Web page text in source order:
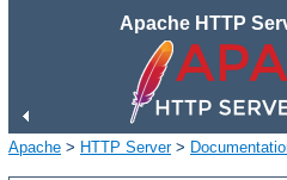
Apache HTTP
Apache > HTTP Server>